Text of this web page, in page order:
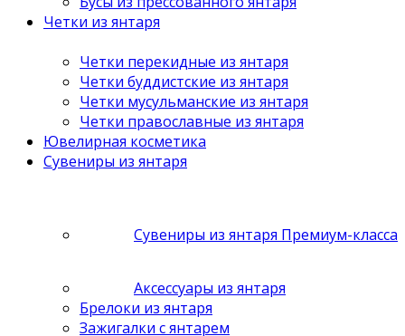
Четки из янтаря
Четки перекидные из янтаря
Четки буддистские из янтаря
Четки мусульманские из янтаря
Четки православные из янтаря
Ювелирная косметика
Сувениры из янтаря
Сувениры из янтаря Премиум-класса
Аксессуары из янтаря
Брелоки из янтаря
Зажигалки с янтарем